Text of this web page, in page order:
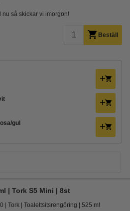
nu så skickar vi imorgon!
Beställ
gul
| Tork S5 Mini | 8st
Tork Toalettsitsrengöring 525 ml